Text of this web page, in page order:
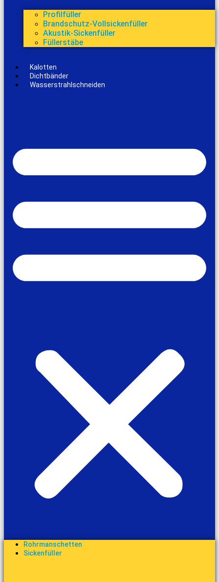
Profilfüller
Brandschutz-Vollsickenfüller
Akustik-Sickenfüller
Füllerstäbe
Kalotten
Dichtbänder
Wasserstrahlschneiden
Rohrmanschetten
Sickenfüller